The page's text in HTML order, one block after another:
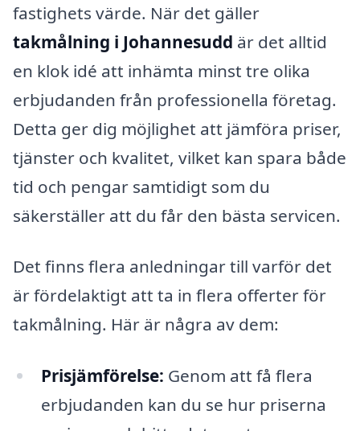
fastighets värde. När det gäller
takmålning i Johannesudd är det alltid
en klok idé att inhämta minst tre olika
erbjudanden från professionella företag.
Detta ger dig möjlighet att jämföra priser,
tjänster och kvalitet, vilket kan spara både
tid och pengar samtidigt som du
säkerställer att du får den bästa servicen.
Det finns flera anledningar till varför det
är fördelaktigt att ta in flera offerter för
takmålning. Här är några av dem:
Prisjämförelse: Genom att få flera
erbjudanden kan du se hur priserna